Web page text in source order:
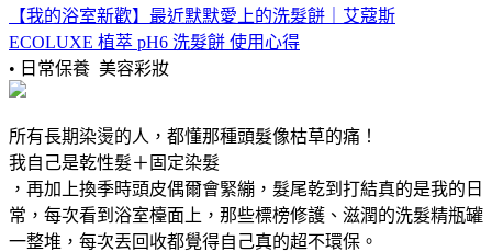
【我的浴室新歡】最近默默愛上的洗髮餅｜艾蔻斯
ECOLUXE 植萃 pH6 洗髮餅 使用心得
• 日常保養 美容彩妝
所有長期染燙的人，都懂那種頭髮像枯草的痛！
我自己是乾性髮＋固定染髮
，再加上換季時頭皮偶爾會緊繃，髮尾乾到打結真的是我的日
常，每次看到浴室檯面上，那些標榜修護、滋潤的洗髮精瓶罐
一整堆，每次丟回收都覺得自己真的超不環保。